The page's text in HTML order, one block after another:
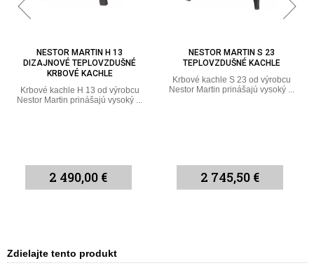
NESTOR MARTIN H 13
DIZAJNOVÉ TEPLOVZDUŠNÉ
KRBOVÉ KACHLE
Krbové kachle H 13 od výrobcu
Nestor Martin prinášajú vysoký ...
2 490,00 €
NESTOR MARTIN S 23
TEPLOVZDUŠNÉ KACHLE
Krbové kachle S 23 od výrobcu
Nestor Martin prinášajú vysoký ...
2 745,50 €
Zdielajte tento produkt